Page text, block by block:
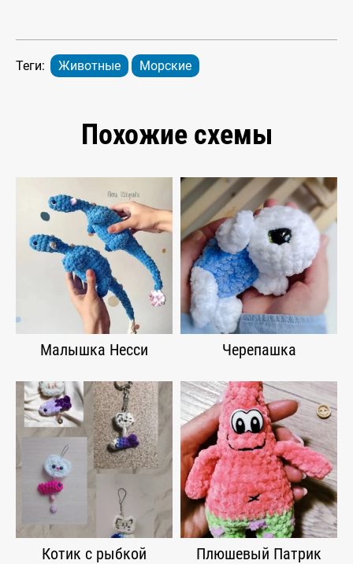
Теги: Животные Морские
Похожие схемы
Малышка Несси Черепашка
Котик с рыбкой Плюшевый Патрик